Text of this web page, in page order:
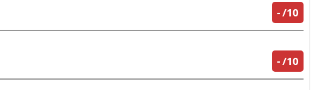
-/10
-/10